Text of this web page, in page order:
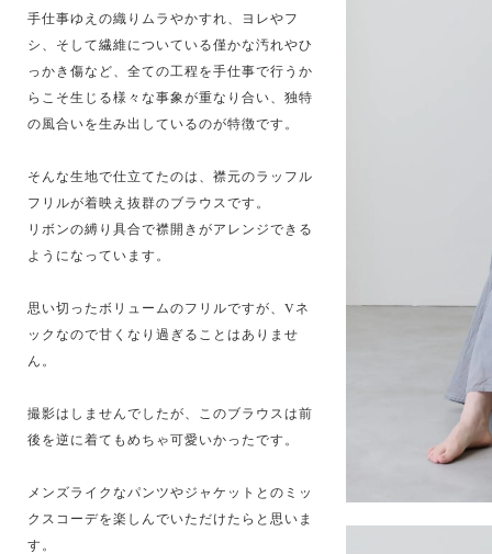
手仕事ゆえの織りムラやかすれ、ヨレやフ
シ、そして繊維についている僅かな汚れやひ
っかき傷など、全ての工程を手仕事で行うか
らこそ生じる様々な事象が重なり合い、独特
の風合いを生み出しているのが特徴です。
そんな生地で仕立てたのは、襟元のラッフル
フリルが着映え抜群のブラウスです。
リボンの縛り具合で襟開きがアレンジできる
ようになっています。
思い切ったボリュームのフリルですが、Vネ
ックなので甘くなり過ぎることはありませ
ん。
撮影はしませんでしたが、このブラウスは前
後を逆に着てもめちゃ可愛いかったです。
メンズライクなパンツやジャケットとのミッ
クスコーデを楽しんでいただけたらと思いま
す。